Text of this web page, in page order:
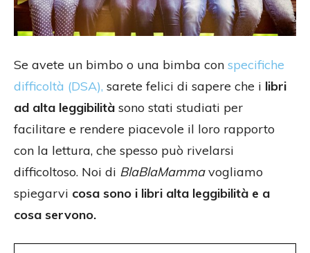
Se avete un bimbo o una bimba con specifiche
difficoltà (DSA), sarete felici di sapere che i libri
ad alta leggibilità sono stati studiati per
facilitare e rendere piacevole il loro rapporto
con la lettura, che spesso può rivelarsi
difficoltoso. Noi di BlaBlaMammavogliamo
spiegarvi cosa sono i libri alta leggibilità e a
cosa servono.